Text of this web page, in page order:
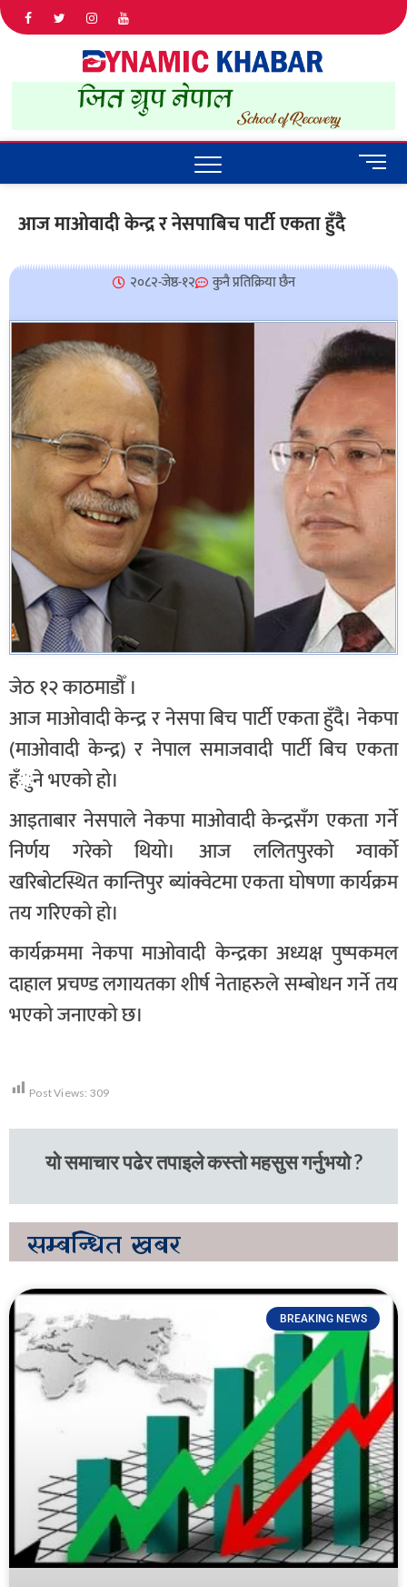
IN NEPAL
M
e
u
o
n
आज माओवादी केन्द्र र नेसपाबिच पार्टी एकता हुँदै
२०८२-जेष्ठ-१२ कुनै प्रतिक्रिया छैन
जेठ १२ काठमाडौँ ।
आज माओवादी केन्द्र र नेसपा बिच पार्टी एकता हुँदै। नेकपा
(माओवादी केन्द्र) र नेपाल समाजवादी पार्टी बिच एकता
हँुने भएको हो।
आइताबार नेसपाले नेकपा माओवादी केन्द्रसँग एकता गर्ने
निर्णय गरेको थियो। आज ललितपुरको ग्वार्को
खरिबोटस्थित कान्तिपुर ब्यांक्वेटमा एकता घोषणा कार्यक्रम
तय गरिएको हो।
कार्यक्रममा नेकपा माओवादी केन्द्रका अध्यक्ष पुष्पकमल
दाहाल प्रचण्ड लगायतका शीर्ष नेताहरुले सम्बोधन गर्ने तय
भएको जनाएको छ।
Post Views: 309
यो समाचार पढेर तपाइले कस्तो महसुस गर्नुभयो ?
सम्बन्धित खबर
BREAKING NEWS